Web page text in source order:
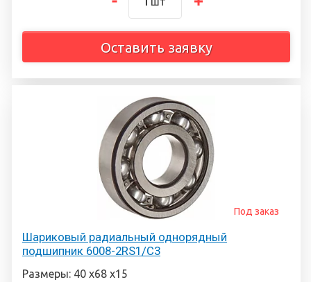
Оставить заявку
Шариковый радиальный однорядный
подшипник 6008-2RS1/C3
Под заказ
Размеры: 40 х68 х15